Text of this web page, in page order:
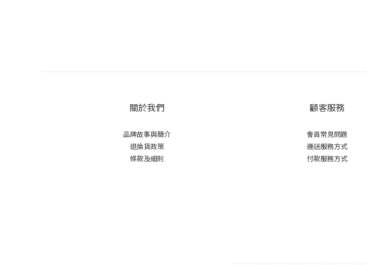
關於我們
品牌故事與簡介
退換貨政策
條款及細則
顧客服務
會員常見問題
運送服務方式
付款服務方式